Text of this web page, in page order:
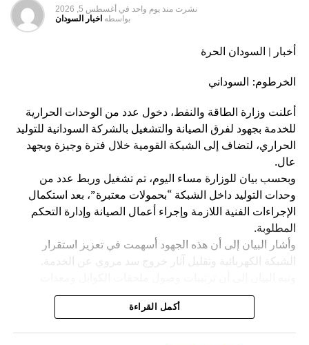
نشرت منذ يوم واحد في أغسطس 5, 2026
بواسطه اخبار السودان
أخبار | السودان الحرة
الخرطوم: السوداني
أعلنت وزارة الطاقة والنفط، دخول عدد من الوحدات الحرارية
للخدمة بجهود لفرق الصيانة والتشغيل بالشركة السودانية للتوليد
الحراري، لتضاف إلى الشبكة القومية خلال فترة وجيزة وبجهد
عال.
وبحسب بيان للوزارة مساء اليوم، تم تشغيل وربط عدد من
وحدات التوليد داخل الشبكة “بحمولات معتبرة”، بعد استكمال
الإجراءات الفنية اللازمة وإجراء أعمال الصيانة وإدارة التحكم
المطلوبة.
​وأشار البيان إلى أن هذه الجهود أسهمت في تعزيز استقرار
الشبكة الكهربائية وتقليل آثار خروج سد مروي عن الخدمة.
الربط المكملة في طريقها إلى سد مروي، وجارٍ التجهيزات على
مدار الساعة والتي يشرف عليها الوزير وفريق إدارة الكهرباء.
أكمل القراءة